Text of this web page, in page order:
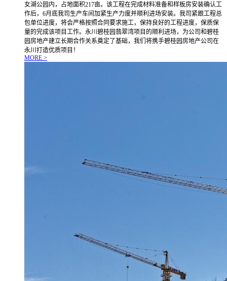
女湖公园内，占地面积217亩。该工程在完成材料准备和样板房安装确认工
作后，6月底我司生产车间加紧生产力度并顺利进场安装。我司紧跟工程总
包单位进度，将会严格按照合同要求施工，保持良好的工程进度，保质保
量的完成该项目工作。永川碧桂园翡翠湾项目的顺利进场，为公司和碧桂
园房地产建立长期合作关系奠定了基础，我们将携手碧桂园房地产公司在
永川打造优质项目！
MORE >